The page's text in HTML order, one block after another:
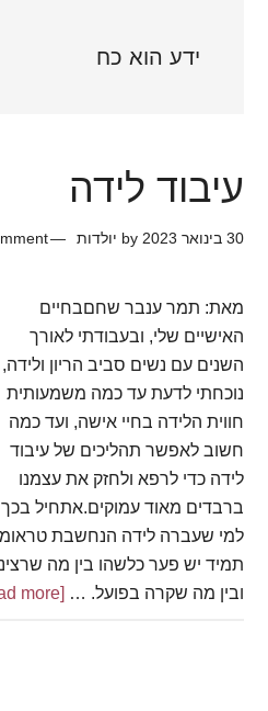
ידע הוא כח
עיבוד לידה
30 בינואר 2023 by יולדות
מאת: תמר ענבר שחםבחיים
האישיים שלי, ובעבודתי לאורך
השנים עם נשים סביב הריון ולידה,
נוכחתי לדעת עד כמה משמעותית
חווית הלידה בחיי אישה, ועד כמה
חשוב לאפשר תהליכים של עיבוד
לידה כדי לרפא ולחזק את עצמנו
ברבדים מאוד עמוקים.אתחיל בכך
למי שעברה לידה הנחשבת
תמיד יש פער כלשהו בין מה
ובין מה שקרה בפועל. … [Read more...]
about